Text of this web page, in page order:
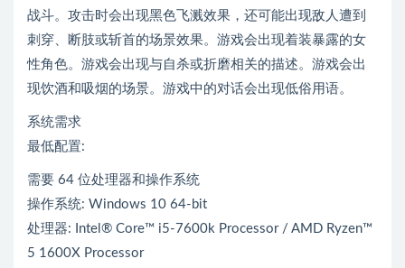
战斗。攻击时会出现黑色飞溅效果，还可能出现敌人遭到
刺穿、断肢或斩首的场景效果。游戏会出现着装暴露的女
性角色。游戏会出现与自杀或折磨相关的描述。游戏会出
现饮酒和吸烟的场景。游戏中的对话会出现低俗用语。
系统需求
最低配置:
需要 64 位处理器和操作系统
操作系统: Windows 10 64-bit
处理器: Intel® Core™ i5-7600k Processor / AMD Ryzen™
5 1600X Processor